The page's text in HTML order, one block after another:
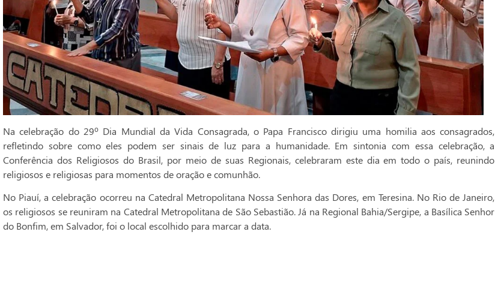
Na celebração do 29º Dia Mundial da Vida Consagrada, o Papa Francisco dirigiu uma homilia aos consagrados,
refletindo sobre como eles podem ser sinais de luz para a humanidade. Em sintonia com essa celebração, a
Conferência dos Religiosos do Brasil, por meio de suas Regionais, celebraram este dia em todo o país, reunindo
religiosos e religiosas para momentos de oração e comunhão.
No Piauí, a celebração ocorreu na Catedral Metropolitana Nossa Senhora das Dores, em Teresina. No Rio de Janeiro,
os religiosos se reuniram na Catedral Metropolitana de São Sebastião. Já na Regional Bahia/Sergipe, a Basílica Senhor
do Bonfim, em Salvador, foi o local escolhido para marcar a data.